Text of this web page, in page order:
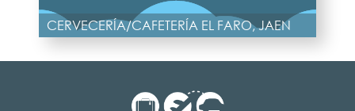
CERVECERÍA/CAFETERÍA EL FARO, JAEN